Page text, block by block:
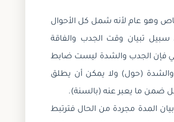
وهو عام لأنه شمل كل الأحوال
تبيان وقت الجدب والفاقة
فإن الجدب والشدة ليست ضابط
(حول) ولا يمكن أن يطلق
ضمن ما يعبر عنه (بالسنة).
المدة مجردة من الحال فترتبط